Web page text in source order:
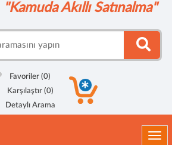
"Kamuda Akıllı Satınalma"
Favoriler(0)
Karşılaştır (0)
Detaylı Arama